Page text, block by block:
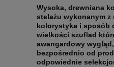
Wysoka, drewniana
stelażu wykonanym
kolorystyka i sposób
wielkości szuflad
awangardowy
bezpośrednio od
odpowiednie